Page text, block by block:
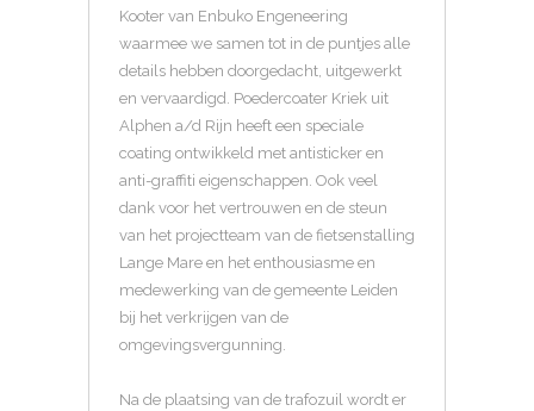
Kooter van Enbuko Engeneering
waarmee we samen tot in de puntjes alle
details hebben doorgedacht, uitgewerkt
en vervaardigd. Poedercoater Kriek uit
Alphen a/d Rijn heeft een speciale
coating ontwikkeld met antisticker en
anti-graffiti eigenschappen. Ook veel
dank voor het vertrouwen en de steun
van het projectteam van de fietsenstalling
Lange Mare en het enthousiasme en
medewerking van de gemeente Leiden
bij het verkrijgen van de
omgevingsvergunning.
Na de plaatsing van de trafozuil wordt er